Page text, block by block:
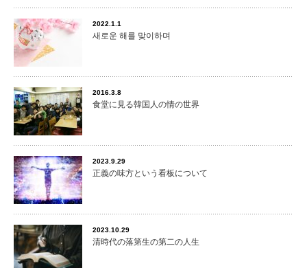
2022.1.1
새로운 해를 맞이하며
2016.3.8
食堂に見る韓国人の情の世界
2023.9.29
正義の味方という看板について
2023.10.29
清時代の落第生の第二の人生